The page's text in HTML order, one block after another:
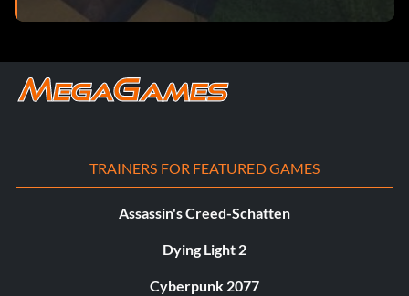
TRAINERS FOR FEATURED GAMES
Assassin's Creed-Schatten
Dying Light 2
Cyberpunk 2077